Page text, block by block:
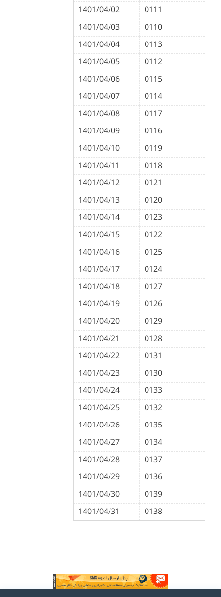
1401/04/02
0111
1401/04/03
0110
1401/04/04
0113
1401/04/05
0112
1401/04/06
0115
1401/04/07
0114
1401/04/08
0117
1401/04/09
0116
1401/04/10
0119
1401/04/11
0118
1401/04/12
0121
1401/04/13
0120
1401/04/14
0123
1401/04/15
0122
1401/04/16
0125
1401/04/17
0124
1401/04/18
0127
1401/04/19
0126
1401/04/20
0129
1401/04/21
0128
1401/04/22
0131
1401/04/23
0130
1401/04/24
0133
1401/04/25
0132
1401/04/26
0135
1401/04/27
0134
1401/04/28
0137
1401/04/29
0136
1401/04/30
0139
1401/04/31
0138